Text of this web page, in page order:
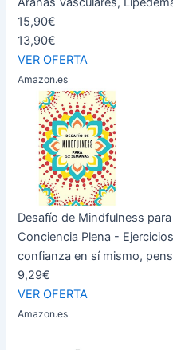
15,90€
13,90€
VER OFERTA
Amazon.es
Desafío de Mindfulness
Conciencia Plena -
confianza en sí mismo,
9,29€
VER OFERTA
Amazon.es